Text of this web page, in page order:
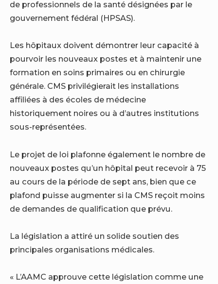
de professionnels de la santé désignées par le
gouvernement fédéral (HPSAS).
Les hôpitaux doivent démontrer leur capacité à
pourvoir les nouveaux postes et à maintenir une
formation en soins primaires ou en chirurgie
générale. CMS privilégierait les installations
affiliées à des écoles de médecine
historiquement noires ou à d’autres institutions
sous-représentées.
Le projet de loi plafonne également le nombre de
nouveaux postes qu’un hôpital peut recevoir à 75
au cours de la période de sept ans, bien que ce
plafond puisse augmenter si la CMS reçoit moins
de demandes de qualification que prévu.
La législation a attiré un solide soutien des
principales organisations médicales.
« L’AAMC approuve cette législation comme une